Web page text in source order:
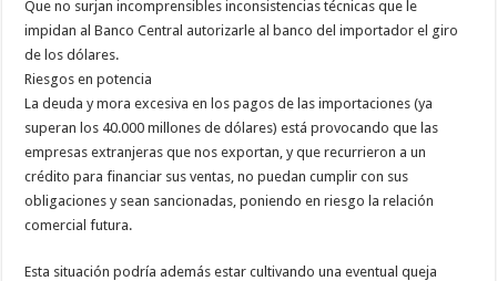
Que no surjan incomprensibles inconsistencias técnicas que le
impidan al Banco Central autorizarle al banco del importador el giro
de los dólares.
Riesgos en potencia
La deuda y mora excesiva en los pagos de las importaciones (ya
superan los 40.000 millones de dólares) está provocando que las
empresas extranjeras que nos exportan, y que recurrieron a un
crédito para financiar sus ventas, no puedan cumplir con sus
obligaciones y sean sancionadas, poniendo en riesgo la relación
comercial futura.
Esta situación podría además estar cultivando una eventual queja